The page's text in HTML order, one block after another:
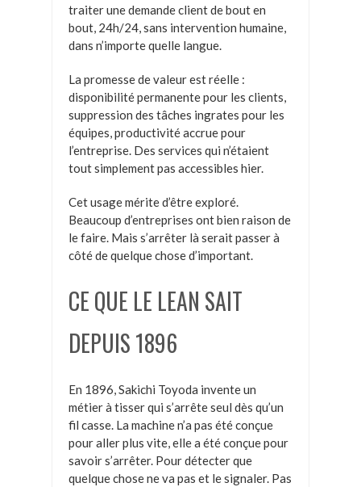
traiter une demande client de bout en
bout, 24h/24, sans intervention humaine,
dans n’importe quelle langue.
La promesse de valeur est réelle :
disponibilité permanente pour les clients,
suppression des tâches ingrates pour les
équipes, productivité accrue pour
l’entreprise. Des services qui n’étaient
tout simplement pas accessibles hier.
Cet usage mérite d’être exploré.
Beaucoup d’entreprises ont bien raison de
le faire. Mais s’arrêter là serait passer à
côté de quelque chose d’important.
CE QUE LE LEAN SAIT
DEPUIS 1896
En 1896, Sakichi Toyoda invente un
métier à tisser qui s’arrête seul dès qu’un
fil casse. La machine n’a pas été conçue
pour aller plus vite, elle a été conçue pour
savoir s’arrêter. Pour détecter que
quelque chose ne va pas et le signaler. Pas